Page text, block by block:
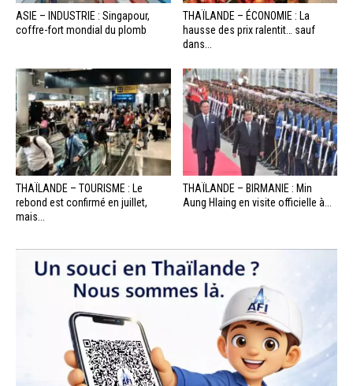
ASIE – INDUSTRIE : Singapour,
coffre-fort mondial du plomb
THAÏLANDE – ÉCONOMIE : La
hausse des prix ralentit… sauf
dans...
THAÏLANDE – TOURISME : Le
rebond est confirmé en juillet,
mais...
THAÏLANDE – BIRMANIE : Min
Aung Hlaing en visite officielle à...